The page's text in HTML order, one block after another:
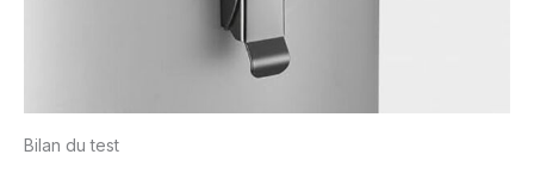
Bilan du test